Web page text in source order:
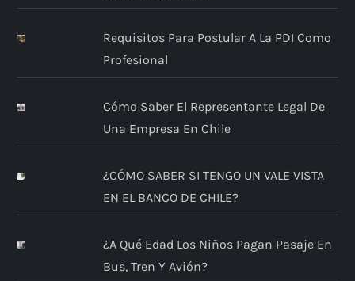
Requisitos Para Postular A La PDI Como
Profesional
Cómo Saber El Representante Legal De
Una Empresa En Chile
¿CÓMO SABER SI TENGO UN VALE VISTA
EN EL BANCO DE CHILE?
¿A Qué Edad Los Niños Pagan Pasaje En
Bus, Tren Y Avión?